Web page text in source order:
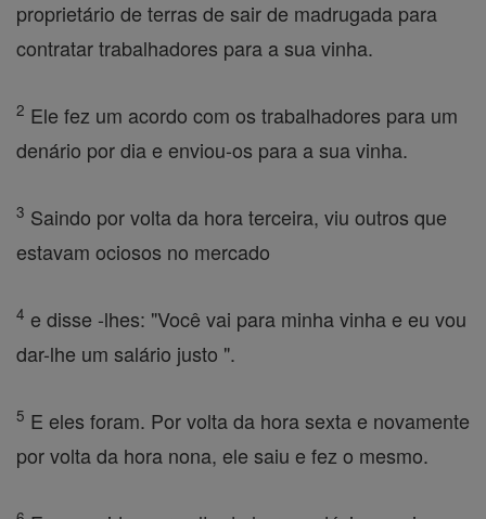
proprietário de terras de sair de madrugada para
contratar trabalhadores para a sua vinha.
2 Ele fez um acordo com os trabalhadores para um
denário por dia e enviou-os para a sua vinha.
3 Saindo por volta da hora terceira, viu outros que
estavam ociosos no mercado
4 e disse -lhes: "Você vai para minha vinha e eu vou
dar-lhe um salário justo ".
5 E eles foram. Por volta da hora sexta e novamente
por volta da hora nona, ele saiu e fez o mesmo.